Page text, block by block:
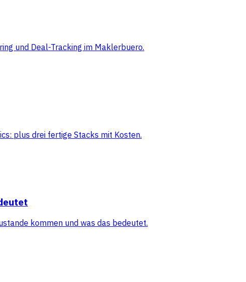
und Deal-Tracking im Maklerbuero.
plus drei fertige Stacks mit Kosten.
kommen und was das bedeutet.